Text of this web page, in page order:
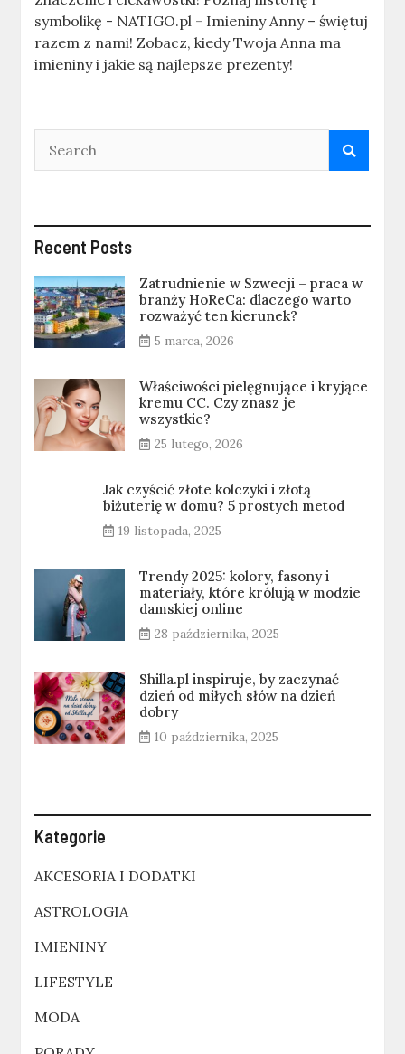
symbolikę - NATIGO.pl - Imieniny Anny – świętuj
razem z nami! Zobacz, kiedy Twoja Anna ma
imieniny i jakie są najlepsze prezenty!
Recent Posts
Zatrudnienie w Szwecji – praca w
branży HoReCa: dlaczego warto
rozważyć ten kierunek?
5 marca, 2026
Właściwości pielęgnujące i kryjące
kremu CC. Czy znasz je
wszystkie?
25 lutego, 2026
Jak czyścić złote kolczyki i złotą
biżuterię w domu? 5 prostych metod
19 listopada, 2025
Trendy 2025: kolory, fasony i
materiały, które królują w modzie
damskiej online
28 października, 2025
Shilla.pl inspiruje, by zaczynać
dzień od miłych słów na dzień
dobry
10 października, 2025
Kategorie
AKCESORIA I DODATKI
ASTROLOGIA
IMIENINY
LIFESTYLE
MODA